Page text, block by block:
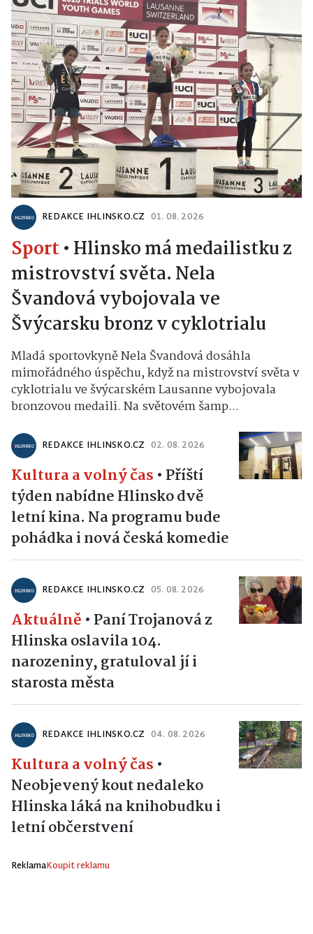
REDAKCE IHLINSKO.CZ 01. 08. 2026
Sport • Hlinsko má medailistku z
mistrovství světa. Nela
Švandová vybojovala ve
Švýcarsku bronz v cyklotrialu
Mladá sportovkyně Nela Švandová dosáhla
mimořádného úspěchu, když na mistrovství světa v
cyklotrialu ve švýcarském Lausanne vybojovala
bronzovou medaili. Na světovém šamp...
REDAKCE IHLINSKO.CZ 02. 08. 2026
Kultura a volný čas • Příští
týden nabídne Hlinsko dvě
letní kina. Na programu bude
pohádka i nová česká komedie
REDAKCE IHLINSKO.CZ 05. 08. 2026
Aktuálně • Paní Trojanová z
Hlinska oslavila 104.
narozeniny, gratuloval jí i
starosta města
REDAKCE IHLINSKO.CZ 04. 08. 2026
Kultura a volný čas •
Neobjevený kout nedaleko
Hlinska láká na knihobudku i
letní občerstvení
ReklamaKoupit reklamu